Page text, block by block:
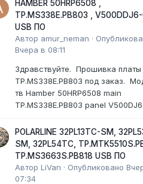
VEKопубликовал файл в
FLASH FULL SET
,29 июля,
Samsung TV Plus S-4300
панель: HV430FHB-F94
T-con: TF511F7-A V1.0
...
0 ответов
ВЫДЕЛИЛ
LiVan,29 июля
HAMBER 50HRP6508 ,
TP.MS338E.PB803 , V500DDJ6-
USB ПО
Автор amur_neman ·
Вчера в 08:11
Здравствуйте. Прошивка платы
TP.MS338E.PB803 под заказ.
тв Hamber 50HRP6508 main
TP.MS338E.PB803 panel
POLARLINE 32PL13TC-SM,
SM, 32PL54TC,
TP.MS3663S.PB818 USB ПО
АвторLiVan · Опубликовано
07:34